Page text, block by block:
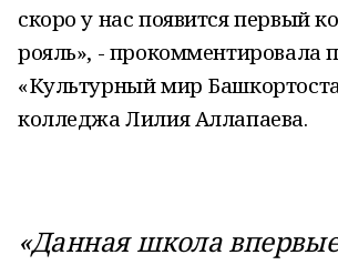
скоро у нас появится первый
рояль», - прокомментировала
«Культурный мир
колледжа Лилия Аллапаева.
«Данная школа